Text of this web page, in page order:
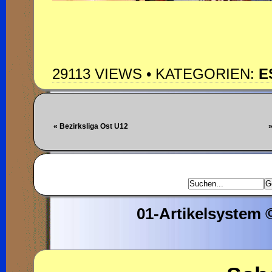
29113 VIEWS • KATEGORIEN:
« Bezirksliga Ost U12
01-Artikelsystem